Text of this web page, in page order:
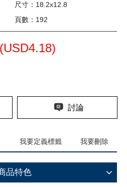
尺寸：18.2x12.8
頁數：192
USD4.18)
討論
我要定義標籤 我要刪除
品特色